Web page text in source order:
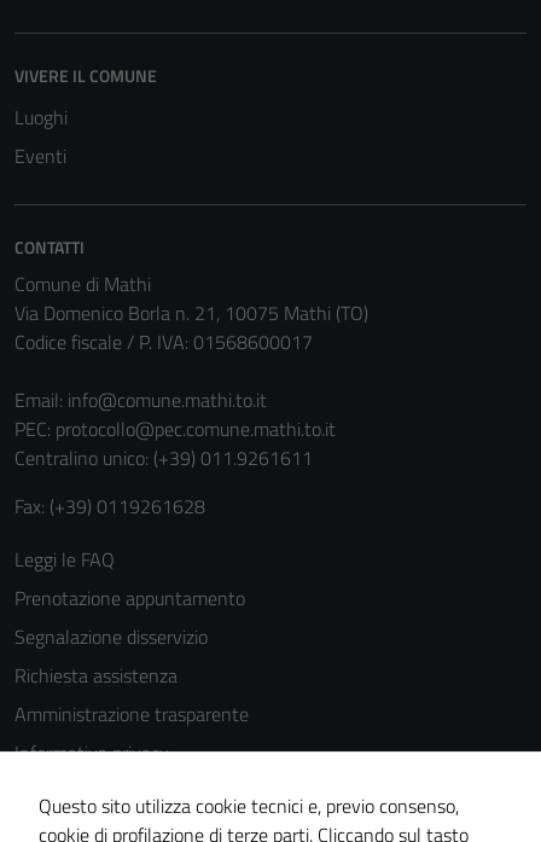
VIVERE IL COMUNE
Luoghi
Eventi
CONTATTI
Comune di Mathi
Via Domenico Borla n. 21, 10075 Mathi (TO)
Codice fiscale / P. IVA: 01568600017
Email: info@comune.mathi.to.it
PEC: protocollo@pec.comune.mathi.to.it
Centralino unico: (+39) 011.9261611
Fax: (+39) 0119261628
Leggi le FAQ
Prenotazione appuntamento
Segnalazione disservizio
Richiesta assistenza
Amministrazione trasparente
Informativa privacy
Cookie Policy
Note legali
Questo sito utilizza cookie tecnici e, previo consenso,
cookie di profilazione di terze parti. Cliccando sul tasto